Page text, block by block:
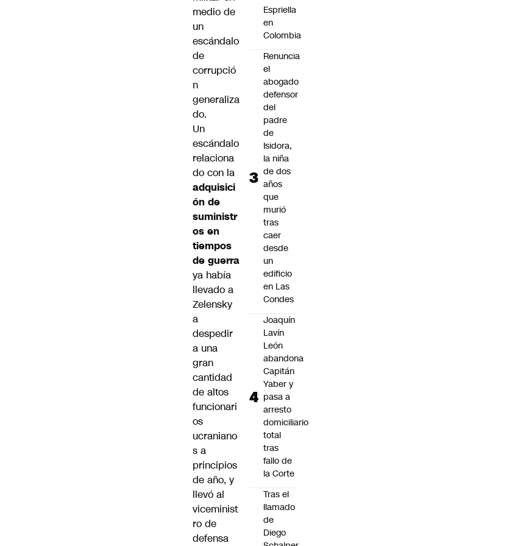
medio de
un
escándalo
de
corrupció
n
generaliza
do.
Un
escándalo
relaciona
do con la
adquisici
ón de
suministr
os en
tiempos
de guerra
ya había
llevado a
Zelensky
a
despedir
a una
gran
cantidad
de altos
funcionari
os
ucraniano
s a
principios
de año, y
llevó al
viceminist
ro de
defensa
Espriella
en
Colombia
Renuncia
el
abogado
defensor
del
padre
de
Isidora,
la niña
de dos
años
que
murió
tras
caer
desde
un
edificio
en Las
Condes
Joaquín
Lavín
León
abandona
Capitán
Yaber y
pasa a
arresto
domiciliario
total
tras
fallo de
la Corte
Tras el
llamado
de
Diego